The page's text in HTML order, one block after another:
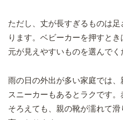
ただし、丈が長すぎるものは
ります。ベビーカーを押すと
元が見えやすいものを選んでく
雨の日の外出が多い家庭では
スニーカーもあるとラクです
そろえても、親の靴が濡れて